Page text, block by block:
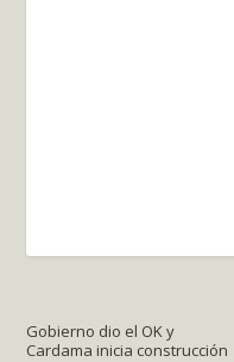
Gobierno dio el OK y
Cardama inicia construcción